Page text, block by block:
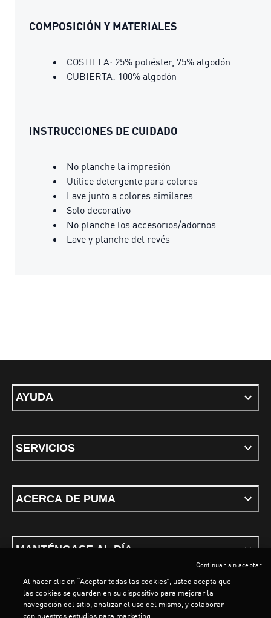
COMPOSICIÓN Y MATERIALES
COSTILLA: 25% poliéster, 75% algodón
CUBIERTA: 100% algodón
INSTRUCCIONES DE CUIDADO
No planche la impresión
Utilice detergente para colores
Lave junto a colores similares
Solo decorativo
No planche los accesorios/adornos
Lave y planche del revés
AYUDA
SERVICIOS
ACERCA DE PUMA
MANTÉNGASE AL DÍA
Al hacer clic en “Aceptar todas las cookies”, usted acepta que
las cookies se guarden en su dispositivo para mejorar la
navegación del sitio, analizar el uso del mismo, y colaborar
con nuestros estudios para marketing.
Continuar sin aceptar